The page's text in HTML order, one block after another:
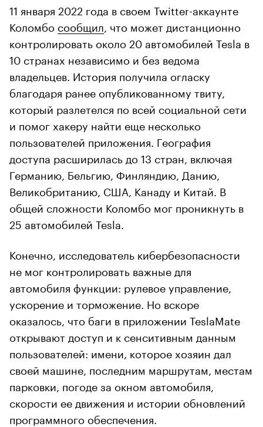
11 января 2022 года в своем Twitter-аккаунте
Коломбо сообщил , что может дистанционно
контролировать около 20 автомобилей Tesla в
10 странах независимо и без ведома
владельцев. История получила огласку
благодаря ранее опубликованному твиту,
который разлетелся по всей социальной сети
и помог хакеру найти еще несколько
пользователей приложения. География
доступа расширилась до 13 стран, включая
Германию, Бельгию, Финляндию, Данию,
Великобританию, США, Канаду и Китай. В
общей сложности Коломбо мог проникнуть в
25 автомобилей Tesla.
Конечно, исследователь кибербезопасности
не мог контролировать важные для
автомобиля функции: рулевое управление,
ускорение и торможение. Но вскоре
оказалось, что баги в приложении TeslaMate
открывают доступ и к сенситивным данным
пользователей: имени, которое хозяин дал
своей машине, последним маршрутам, местам
парковки, погоде за окном автомобиля,
скорости ее движения и истории обновлений
программного обеспечения.